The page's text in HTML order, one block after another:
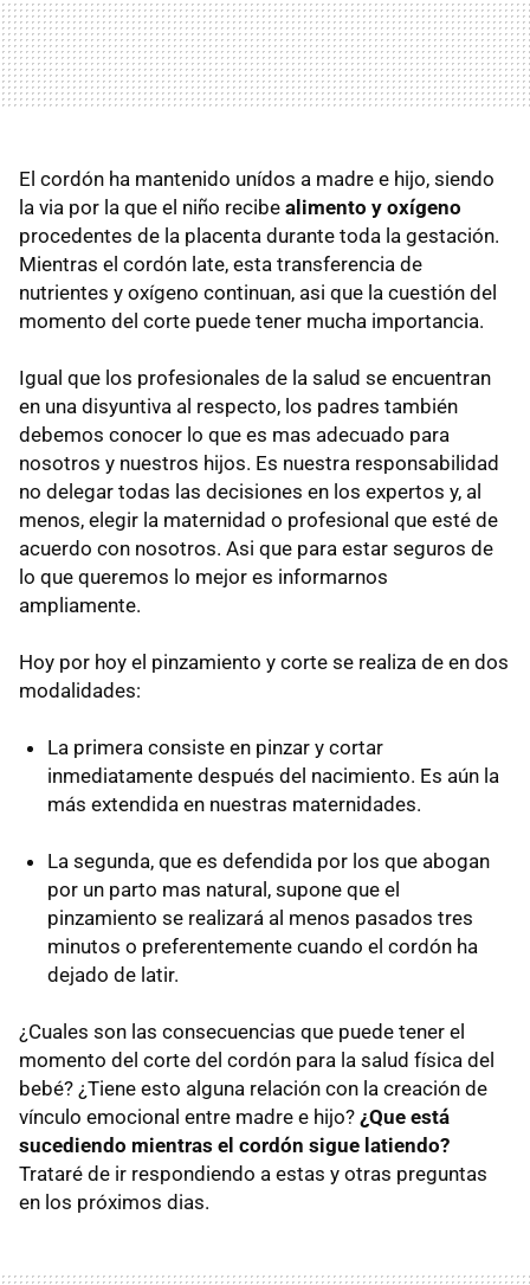
El cordón ha mantenido unídos a madre e hijo, siendo
la via por la que el niño recibe alimento y oxígeno
procedentes de la placenta durante toda la gestación.
Mientras el cordón late, esta transferencia de
nutrientes y oxígeno continuan, asi que la cuestión del
momento del corte puede tener mucha importancia.
Igual que los profesionales de la salud se encuentran
en una disyuntiva al respecto, los padres también
debemos conocer lo que es mas adecuado para
nosotros y nuestros hijos. Es nuestra responsabilidad
no delegar todas las decisiones en los expertos y, al
menos, elegir la maternidad o profesional que esté de
acuerdo con nosotros. Asi que para estar seguros de
lo que queremos lo mejor es informarnos
ampliamente.
Hoy por hoy el pinzamiento y corte se realiza de en dos
modalidades:
La primera consiste en pinzar y cortar
inmediatamente después del nacimiento. Es aún la
más extendida en nuestras maternidades.
La segunda, que es defendida por los que abogan
por un parto mas natural, supone que el
pinzamiento se realizará al menos pasados tres
minutos o preferentemente cuando el cordón ha
dejado de latir.
¿Cuales son las consecuencias que puede tener el
momento del corte del cordón para la salud física del
bebé? ¿Tiene esto alguna relación con la creación de
vínculo emocional entre madre e hijo? ¿Que está
sucediendo mientras el cordón sigue latiendo?
Trataré de ir respondiendo a estas y otras preguntas
en los próximos dias.